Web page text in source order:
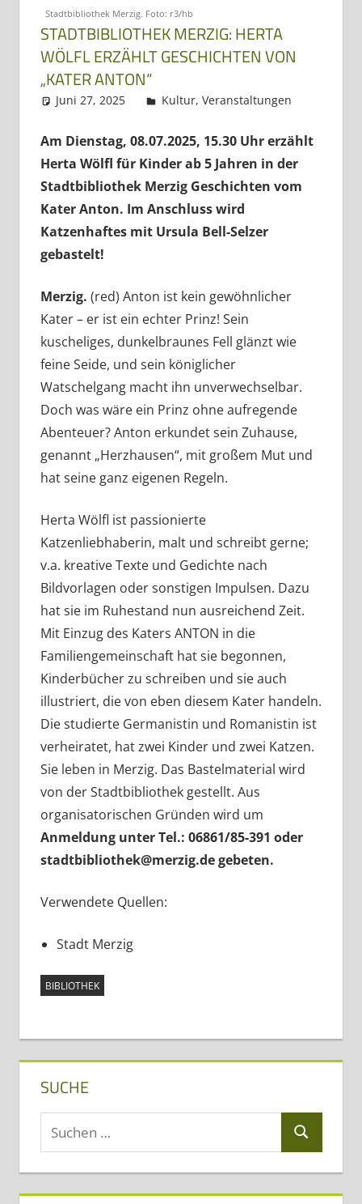
Stadtbibliothek Merzig. Foto: r3/hb
STADTBIBLIOTHEK MERZIG: HERTA
WÖLFL ERZÄHLT GESCHICHTEN VON
„KATER ANTON“
Juni 27, 2025 Regio3
Kultur, Veranstaltungen
Am Dienstag, 08.07.2025, 15.30 Uhr erzählt
Herta Wölfl für Kinder ab 5 Jahren in der
Stadtbibliothek Merzig Geschichten vom
Kater Anton. Im Anschluss wird
Katzenhaftes mit Ursula Bell-Selzer
gebastelt!
Merzig. (red) Anton ist kein gewöhnlicher
Kater – er ist ein echter Prinz! Sein
kuscheliges, dunkelbraunes Fell glänzt wie
feine Seide, und sein königlicher
Watschelgang macht ihn unverwechselbar.
Doch was wäre ein Prinz ohne aufregende
Abenteuer? Anton erkundet sein Zuhause,
genannt „Herzhausen“, mit großem Mut und
hat seine ganz eigenen Regeln.
Herta Wölfl ist passionierte
Katzenliebhaberin, malt und schreibt gerne;
v.a. kreative Texte und Gedichte nach
Bildvorlagen oder sonstigen Impulsen. Dazu
hat sie im Ruhestand nun ausreichend Zeit.
Mit Einzug des Katers ANTON in die
Familiengemeinschaft hat sie begonnen,
Kinderbücher zu schreiben und sie auch
illustriert, die von eben diesem Kater handeln.
Die studierte Germanistin und Romanistin ist
verheiratet, hat zwei Kinder und zwei Katzen.
Sie leben in Merzig. Das Bastelmaterial wird
von der Stadtbibliothek gestellt. Aus
organisatorischen Gründen wird um
Anmeldung unter Tel.: 06861/85-391 oder
stadtbibliothek@merzig.de gebeten.
Verwendete Quellen:
Stadt Merzig
BIBLIOTHEK
SUCHE
Suchen
nach:
Suchen